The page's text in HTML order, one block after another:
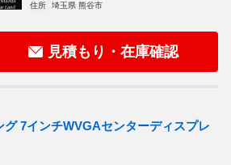
住所
埼玉県 熊谷市
見積もり・在庫確認
グ 7インチWVGAセンターディスプレ